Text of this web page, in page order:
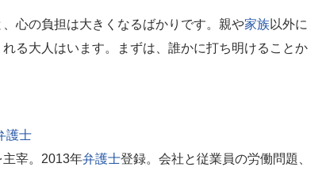
心の負担は大きくなるばかりです。親や家族以外に
る大人はいます。まずは、誰かに打ち明けることか
護士
宰。2013年弁護士登録。会社と従業員の労働問題、